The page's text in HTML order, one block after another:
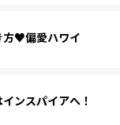
方♥偏愛ハワイ
ンスパイアへ！